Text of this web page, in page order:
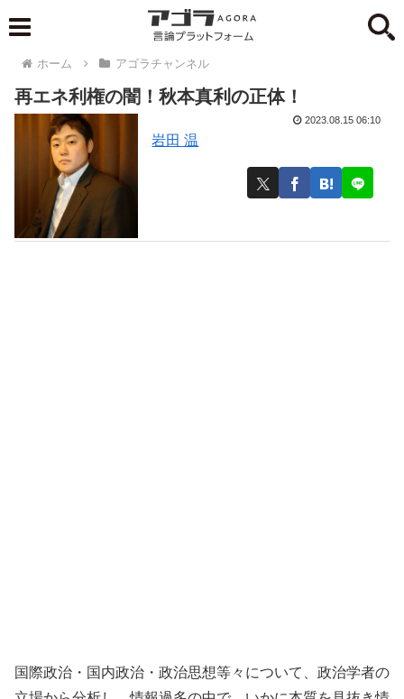
ホーム アゴラチャンネル
再エネ利権の闇！秋本真利の正体！
岩田 温
2023.08.15 06:10
国際政治・国内政治・政治思想等々について、政治学者の